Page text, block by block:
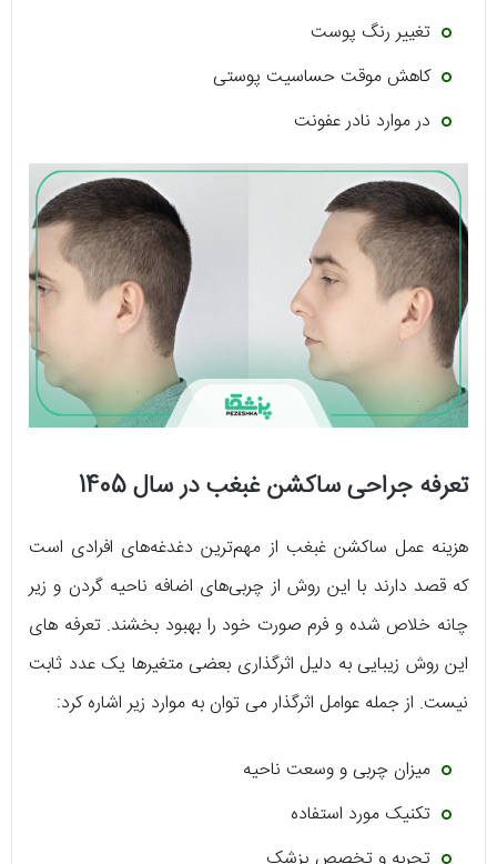
تغییر رنگ پوست
کاهش موقت حساسیت پوستی
در موارد نادر عفونت
تعرفه جراحی ساکشن غبغب در سال 1405
هزینه عمل ساکشن غبغب از مهم‌ترین دغدغه‌های افرادی است
که قصد دارند با این روش از چربی‌های اضافه ناحیه گردن و زیر
چانه خلاص شده و فرم صورت خود را بهبود بخشند. تعرفه های
این روش زیبایی به دلیل اثرگذاری بعضی متغیرها یک عدد ثابت
نیست. از جمله عوامل اثرگذار می توان به موارد زیر اشاره کرد:
میزان چربی و وسعت ناحیه
تکنیک مورد استفاده